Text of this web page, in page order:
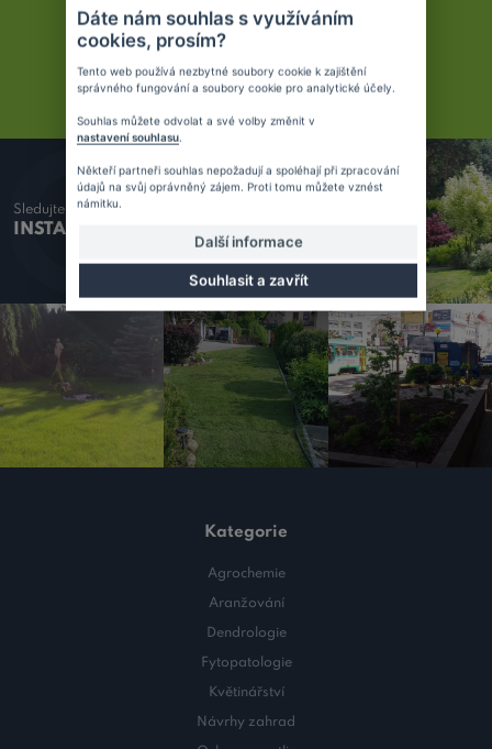
Nejsme obyčejní zahradníci
JSME PROFESIONÁLOVÉ
Sledujte náš
INSTAGRAM
Kategorie
Agrochemie
Aranžování
Dendrologie
Fytopatologie
Květinářství
Návrhy zahrad
Dáte nám souhlas s využíváním
cookies, prosím?
Tento web používá nezbytné soubory cookie k zajištění
správného fungování a soubory cookie pro analytické účely.
Souhlas můžete odvolat a své volby změnit v
nastavení souhlasu.
Někteří partneři souhlas nepožadují a spoléhají při zpracování
údajů na svůj oprávněný zájem. Proti tomu můžete vznést
námitku.
Další informace
Souhlasit a zavřít